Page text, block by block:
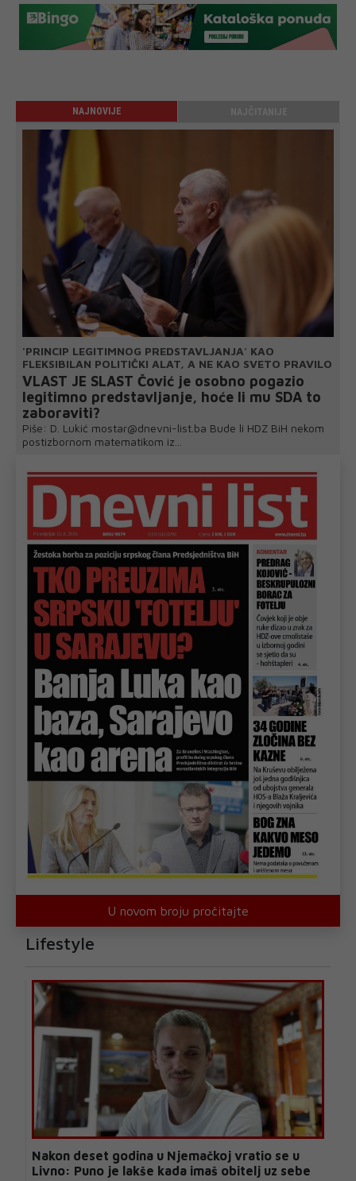
NAJNOVIJE
'PRINCIP LEGITIMNOG PREDSTAVLJANJA' KAO
FLEKSIBILAN POLITIČKI ALAT, A NE KAO SVETO PRAVILO
VLAST JE SLAST Čović je osobno pogazio
legitimno predstavljanje, hoće li mu SDA to
zaboraviti?
Piše: D. Lukić mostar@dnevni-list.ba Bude li HDZ BiH nekom
postizbornom matematikom iz...
U novom broju pročitajte
Lifestyle
Nakon deset godina u Njemačkoj vratio se u
Livno: Puno je lakše kada imaš obitelj uz sebe